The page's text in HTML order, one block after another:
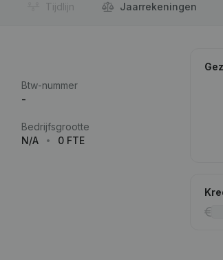
Tijdlijn Jaar­rekeningen
Btw-nummer
-
Bedrijfsgrootte
N/A
0 FTE